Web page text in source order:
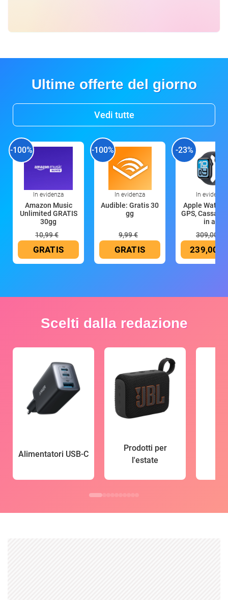
Ultime offerte del giorno
Vedi tutte
-100%
In evidenza
Amazon Music
Unlimited GRATIS
30gg
10,99 €
GRATIS
-100%
In evidenza
Audible: Gratis 30
gg
9,99 €
GRATIS
-23%
In evidenza
Apple Watch
GPS, Cassa
in all
309,00 €
239,00 €
Scelti dalla redazione
Alimentatori USB-C
Prodotti per
l'estate